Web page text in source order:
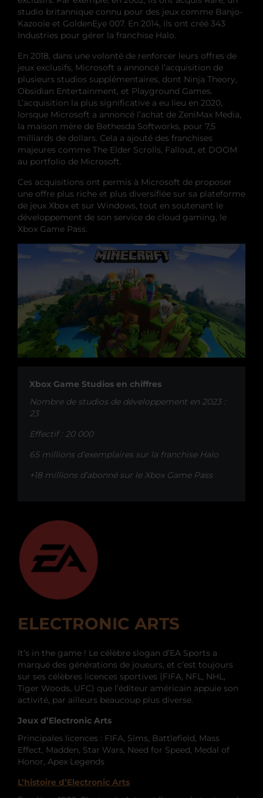
studio britannique connu pour des jeux comme Banjo-
Kazooie et GoldenEye 007. En 2014, ils ont créé 343
Industries pour gérer la franchise Halo.
En 2018, dans une volonté de renforcer leurs offres de
jeux exclusifs, Microsoft a annoncé l’acquisition de
plusieurs studios supplémentaires, dont Ninja Theory,
Obsidian Entertainment, et Playground Games.
L’acquisition la plus significative a eu lieu en 2020,
lorsque Microsoft a annoncé l’achat de ZeniMax Media,
la maison mère de Bethesda Softworks, pour 7,5
milliards de dollars. Cela a ajouté des franchises
majeures comme The Elder Scrolls, Fallout, et DOOM
au portfolio de Microsoft.
Ces acquisitions ont permis à Microsoft de proposer
une offre plus riche et plus diversifiée sur sa plateforme
de jeux Xbox et sur Windows, tout en soutenant le
développement de son service de cloud gaming, le
Xbox Game Pass.
Xbox Game Studios en chiffres
Nombre de studios de développement en 2023 :
23
Effectif : 20 000
65 millions d’exemplaires sur la franchise Halo
+18 millions d’abonné sur le Xbox Game Pass
ELECTRONIC ARTS
It’s in the game ! Le célèbre slogan d’EA Sports a
marqué des générations de joueurs, et c’est toujours
sur ses célèbres licences sportives (FIFA, NFL, NHL,
Tiger Woods, UFC) que l’éditeur américain appuie son
activité, par ailleurs beaucoup plus diverse.
Jeux d’Electronic Arts
Principales licences : FIFA, Sims, Battlefield, Mass
Effect, Madden, Star Wars, Need for Speed, Medal of
Honor, Apex Legends
L’histoire d’Electronic Arts